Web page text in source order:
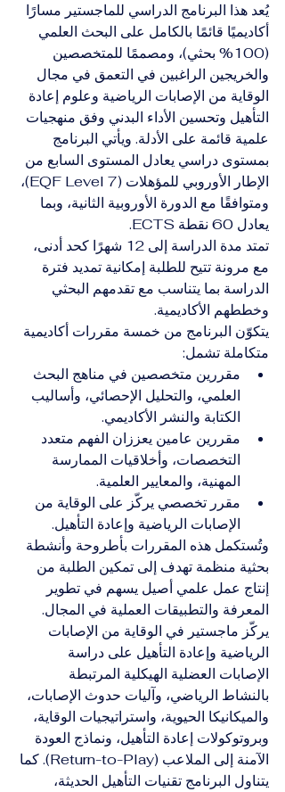
يُعد هذا البرنامج الدراسي للماجستير مسارًا
أكاديميًا قائمًا بالكامل على البحث العلمي
(100% بحثي)، ومصممًا للمتخصصين
والخريجين الراغبين في التعمق في مجال
الوقاية من الإصابات الرياضية وعلوم إعادة
التأهيل وتحسين الأداء البدني وفق منهجيات
علمية قائمة على الأدلة. ويأتي البرنامج
بمستوى دراسي يعادل المستوى السابع من
الإطار الأوروبي للمؤهلات (EQF Level 7)،
ومتوافقًا مع الدورة الأوروبية الثانية، وبما
يعادل 60 نقطة ECTS.
تمتد مدة الدراسة إلى 12 شهرًا كحد أدنى،
مع مرونة تتيح للطلبة إمكانية تمديد فترة
الدراسة بما يتناسب مع تقدمهم البحثي
وخططهم الأكاديمية.
يتكوّن البرنامج من خمسة مقررات أكاديمية
متكاملة تشمل:
مقررين متخصصين في مناهج البحث
العلمي، والتحليل الإحصائي، وأساليب
الكتابة والنشر الأكاديمي.
مقررين عامين يعززان الفهم متعدد
التخصصات، وأخلاقيات الممارسة
المهنية، والمعايير العلمية.
مقرر تخصصي يركّز على الوقاية من
الإصابات الرياضية وإعادة التأهيل.
وتُستكمل هذه المقررات بأطروحة وأنشطة
بحثية منظمة تهدف إلى تمكين الطلبة من
إنتاج عمل علمي أصيل يسهم في تطوير
المعرفة والتطبيقات العملية في المجال.
يركّز ماجستير في الوقاية من الإصابات
الرياضية وإعادة التأهيل على دراسة
الإصابات العضلية الهيكلية المرتبطة
بالنشاط الرياضي، وآليات حدوث الإصابات،
والميكانيكا الحيوية، واستراتيجيات الوقاية،
وبروتوكولات إعادة التأهيل، ونماذج العودة
الآمنة إلى الملاعب (Return-to-Play). كما
يتناول البرنامج تقنيات التأهيل الحديثة،